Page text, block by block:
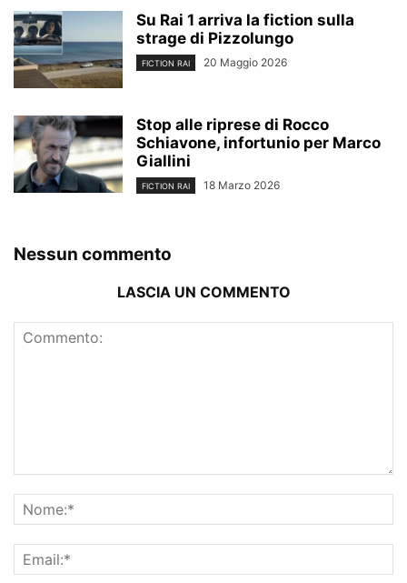
Su Rai 1 arriva la fiction sulla
strage di Pizzolungo
FICTION RAI 20 Maggio 2026
Stop alle riprese di Rocco
Schiavone, infortunio per Marco
Giallini
FICTION RAI 18 Marzo 2026
Nessun commento
LASCIA UN COMMENTO